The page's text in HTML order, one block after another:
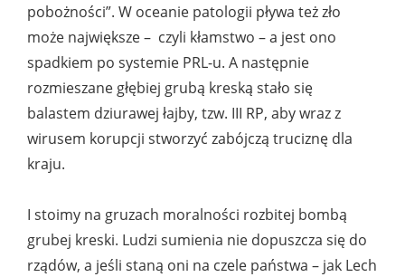
pobożności”. W oceanie patologii pływa też zło
może największe – czyli kłamstwo – a jest ono
spadkiem po systemie PRL-u. A następnie
rozmieszane głębiej grubą kreską stało się
balastem dziurawej łajby, tzw. III RP, aby wraz z
wirusem korupcji stworzyć zabójczą truciznę dla
kraju.
I stoimy na gruzach moralności rozbitej bombą
grubej kreski. Ludzi sumienia nie dopuszcza się do
rządów, a jeśli staną oni na czele państwa – jak Lech